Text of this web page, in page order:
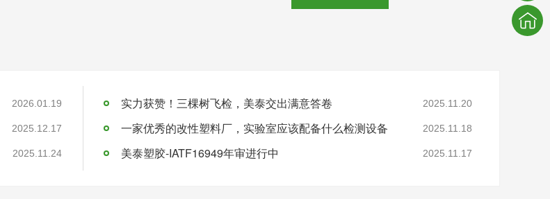
2026.01.19
2025.12.17
2025.11.24
实力获赞！三棵树飞检，美泰交出满意答卷 2025.11.20
一家优秀的改性塑料厂，实验室应该配备什么检测设备 2025.11.18
美泰塑胶-IATF16949年审进行中 2025.11.17